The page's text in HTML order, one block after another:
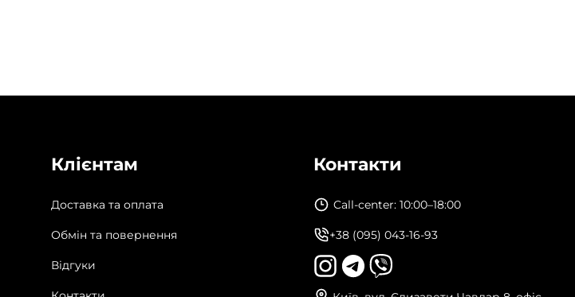
Клієнтам
Доставка та оплата
Обмін та повернення
Відгуки
Контакти
Call-center: 10:00–18:00
+38 (095) 043-16-93